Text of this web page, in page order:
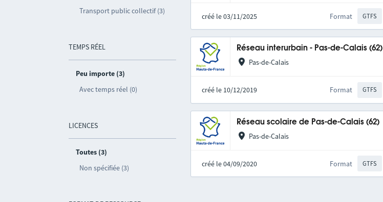
Transport public collectif (3)
TEMPS RÉEL
Peu importe (3)
Avec temps réel (0)
LICENCES
Toutes (3)
Non spécifiée (3)
créé le 03/11/2025 Format GTFS
Réseau interurbain - Pas-de-Calais (62)
Pas-de-Calais
créé le 10/12/2019 Format GTFS
Réseau scolaire de Pas-de-Calais (62)
Pas-de-Calais
créé le 04/09/2020 Format GTFS